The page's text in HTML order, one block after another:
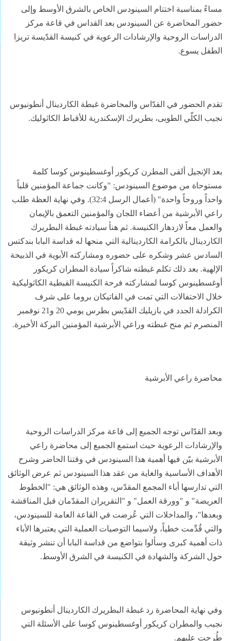
مساءً بمناسبة اختتام السينودس الخاص بالشرق الأوسط وإلى
حضور المحاضرة عن السينودس بعد القداس في قاعة مركز
الدراسات الروحية والإرشادات الرعوية في كنيسة القدّيسة تريزا
الطفل يسوع.
تقدم الحضور في القدّاس والمحاضرة غبطة الكاردينال أنطونيوس
نجيب الكلّي الطوبى، بطريرك الإسكندرية للأقباط الكاثوليك.
بعد الإنجيل ألقى المطرن كريكور أوغسطينوس كوسا كلمة
مستوحاة من موضوع السينودس: "وكانت جماعة المؤمنين قلباً
واحداً وروحاً واحدة" (أعمال الرسل 32:4). وفي نهاية العظة طلب
راعي الأبرشية من أعضاء اللجان والمؤمنين التعمق بالإيمان
والعمل معاً لازدهار الكنيسة. ثم هنأ سيادته غبطة البطريرك
الكاردينال بالكرامة الكاردينالية التي منحها له قداسة البابا بندكتس
السادس عشر وشكره على حضوره ومشاركته الأبوية في الذبيحة
الإلهية. بعد ذلك تكلم غبطته شاكراً سيادة المطران كريكور
أوغسطينوس كوسا لمشاركته فرحة الكنيسة القبطية الكاثوليكية
خلال الاحتفالات التي تمت في الفاتيكان بروما على شرف
الكرادلة الجدد في بازيليك القدّيس بطرس يومي 20 و21 نوفمبر
المنصرم ثم منح غبطته وراعي الأبرشية المؤمنين البركة الأخيرة.
محاضرة راعي الأبرشية
وبعد القدّاس توجه الجميع إلى قاعة مركز الدراسات الروحية
والإرشادات الرعوية حيث استمع الجميع إلى محاضرة راعي
الأبرشية بيّن فيها أهمية هذا السينودس في وقتنا الحاضر وشرح
الأهداف الأساسية والغاية من عقد هذا السينودس ثم عرض الوثائق
التي تدارسها أباء المجمع المقدّس، وهذه الوثائق هي: "الخطوط
العريضة" و "وورقة العمل" و "التقريران المقدّمان قبل المناقشة
وبعدها"، والمداخلات التي عُرضت في القاعة العامة للسينودس،
والتي قُدِّمت خطياً، ولاسيما التوصيات العملية التي يعتبرها الأباء
ذات أهمية كبرى وسألوا بتواضع من قداسة البابا أن تنشر وثيقة
حول الشركة والشهادة في الكنيسة في الشرق الأوسط.
وفي نهاية المحاضرة رد غبطة البطريرك الكاردينال أنطونيوس
نجيب والمطران كريكور أوغسطينوس كوسا على الأسئلة التي
طُرحت عليهم.